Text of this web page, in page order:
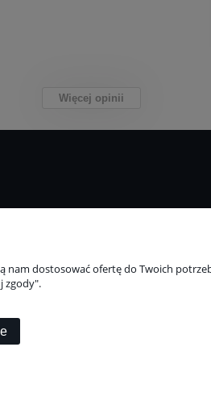
Więcej opinii
koszty dostawy
dostosować ofertę do Twoich
zgody".